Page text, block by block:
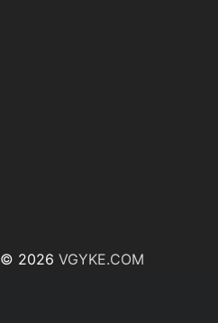
© 2026 VGYKE.COM